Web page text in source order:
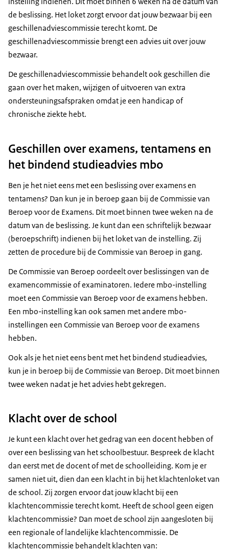
de beslissing. Het loket zorgt ervoor dat jouw bezwaar bij een
geschillenadviescommissie terecht komt. De
geschillenadviescommissie brengt een advies uit over jouw
bezwaar.
De geschillenadviescommissie behandelt ook geschillen die
gaan over het maken, wijzigen of uitvoeren van extra
ondersteuningsafspraken omdat je een handicap of
chronische ziekte hebt.
Geschillen over examens, tentamens en
het bindend studieadvies mbo
Ben je het niet eens met een beslissing over examens en
tentamens? Dan kun je in beroep gaan bij de Commissie van
Beroep voor de Examens. Dit moet binnen twee weken na de
datum van de beslissing. Je kunt dan een schriftelijk bezwaar
(beroepschrift) indienen bij het loket van de instelling. Zij
zetten de procedure bij de Commissie van Beroep in gang.
De Commissie van Beroep oordeelt over beslissingen van de
examencommissie of examinatoren. Iedere mbo-instelling
moet een Commissie van Beroep voor de examens hebben.
Een mbo-instelling kan ook samen met andere mbo-
instellingen een Commissie van Beroep voor de examens
hebben.
Ook als je het niet eens bent met het bindend studieadvies,
kun je in beroep bij de Commissie van Beroep. Dit moet binnen
twee weken nadat je het advies hebt gekregen.
Klacht over de school
Je kunt een klacht over het gedrag van een docent hebben of
over een beslissing van het schoolbestuur. Bespreek de klacht
dan eerst met de docent of met de schoolleiding. Kom je er
samen niet uit, dien dan een klacht in bij het klachtenloket van
de school. Zij zorgen ervoor dat jouw klacht bij een
klachtencommissie terecht komt. Heeft de school geen eigen
klachtencommissie? Dan moet de school zijn aangesloten bij
een regionale of landelijke klachtencommissie. De
klachtencommissie behandelt klachten van: